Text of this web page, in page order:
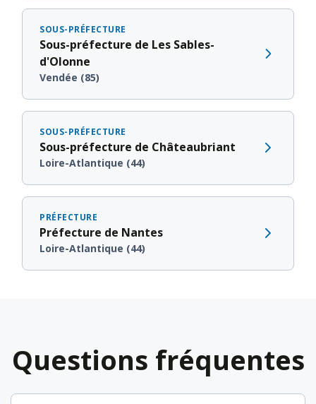
SOUS-PRÉFECTURE
Sous-préfecture de Les Sables-
d'Olonne
Vendée (85)
SOUS-PRÉFECTURE
Sous-préfecture de Châteaubriant
Loire-Atlantique (44)
PRÉFECTURE
Préfecture de Nantes
Loire-Atlantique (44)
Questions fréquentes